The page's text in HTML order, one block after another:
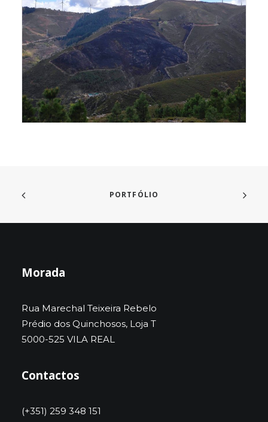
PORTFÓLIO
Morada
Rua Marechal Teixeira Rebelo
Prédio dos Quinchosos, Loja T
5000-525 VILA REAL
Contactos
(+351) 259 348 151